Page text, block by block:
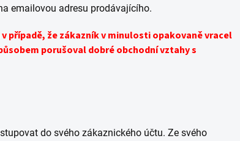
emailovou adresu prodávajícího.
případě, že zákazník v minulosti opakovaně vracel
porušoval dobré obchodní vztahy s
do svého zákaznického účtu. Ze svého